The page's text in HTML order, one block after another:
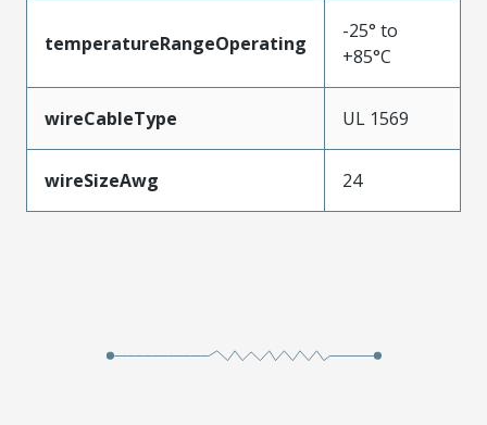
temperatureRangeOperating
-25° to
+85°C
wireCableType UL 1569
wireSizeAwg 24